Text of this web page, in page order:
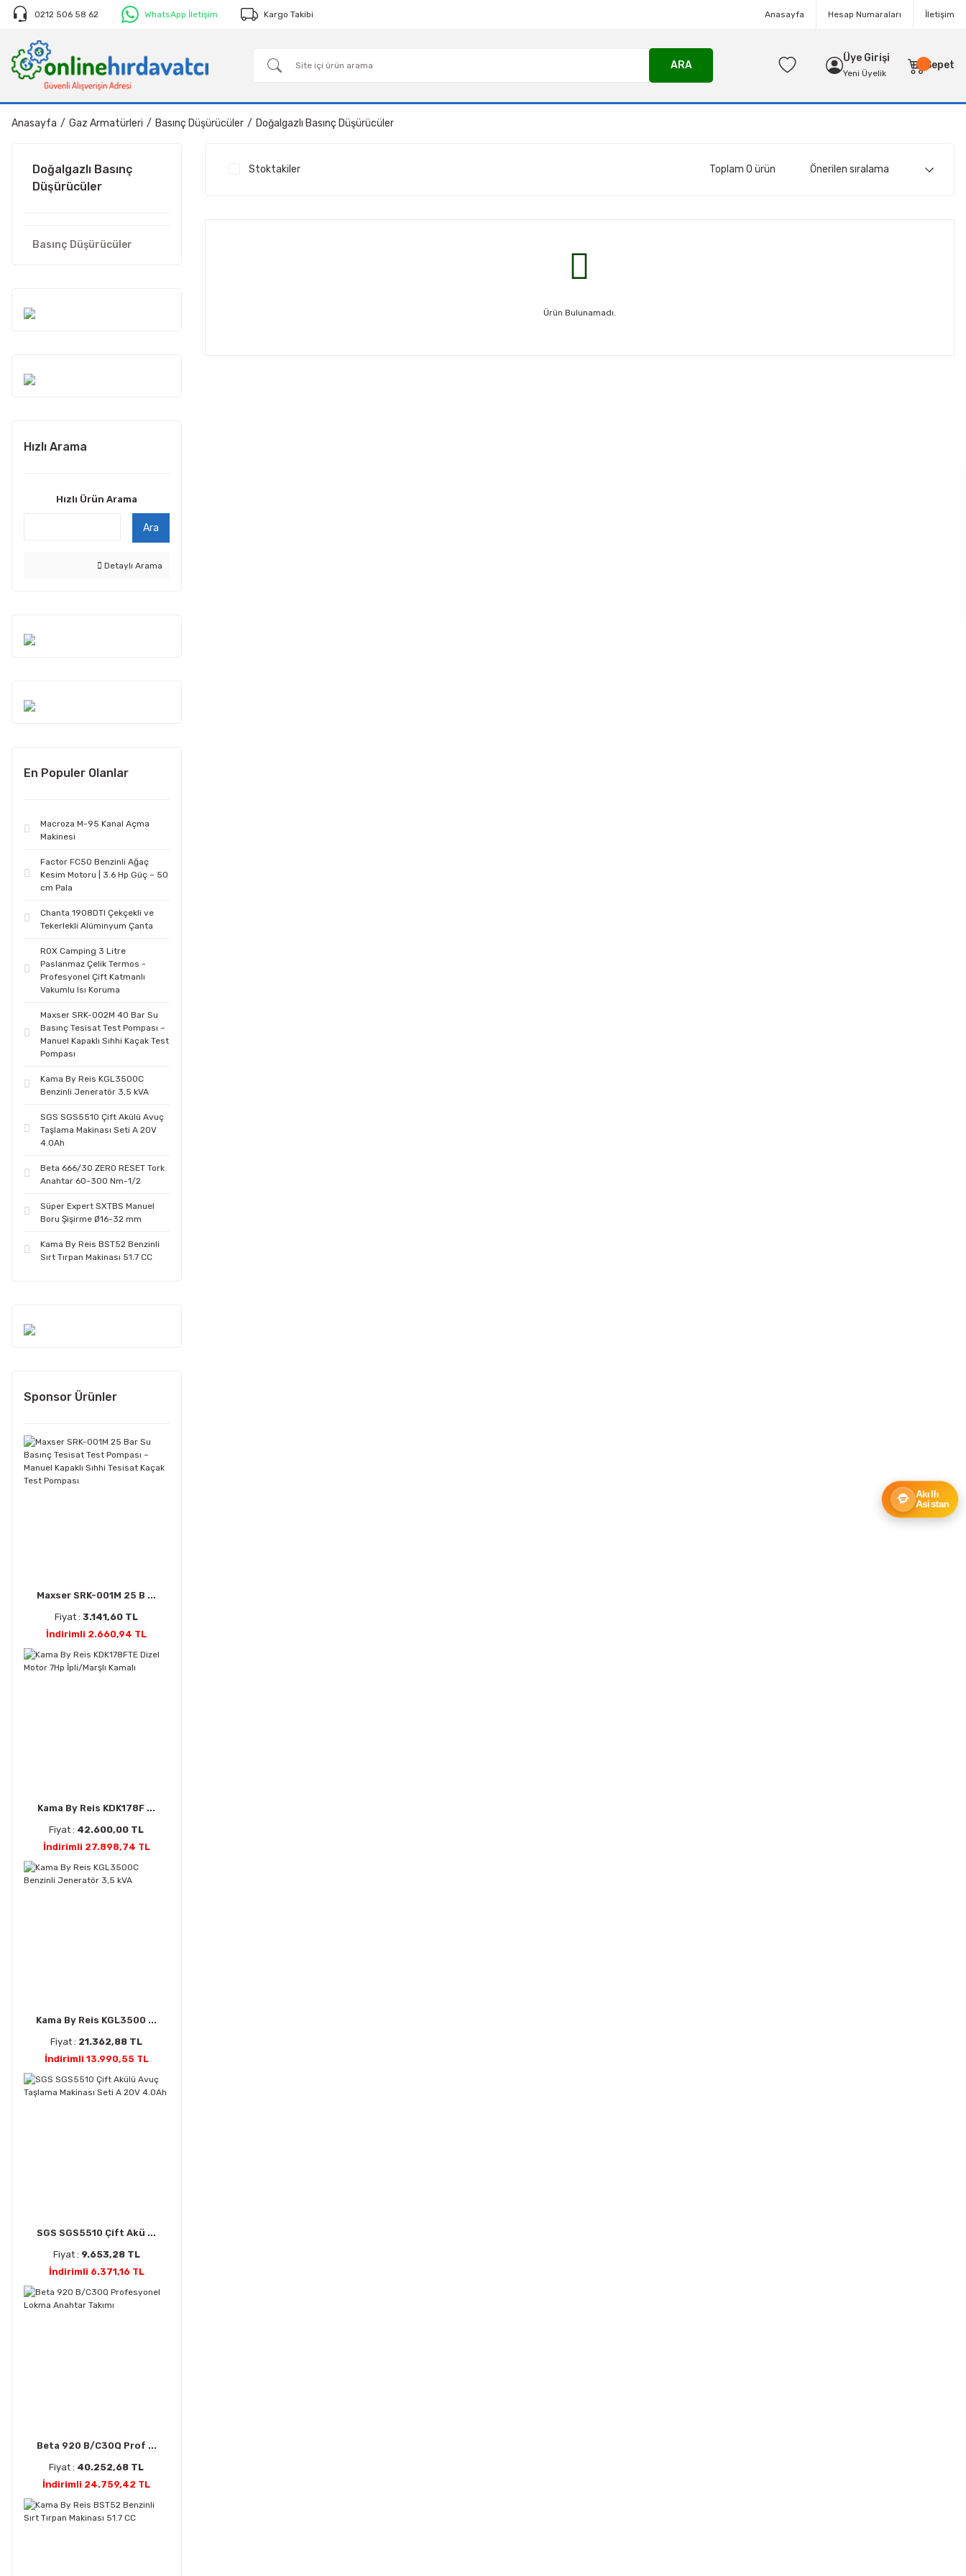
0212 506 58 62 WhatsApp İletişim Kargo Takibi Anasayfa Hesap Numaraları İletişim
ARA
Üye Girişi
Yeni Üyelik
Sepet
Anasayfa Gaz Armatürleri Basınç Düşürücüler Doğalgazlı Basınç Düşürücüler
Doğalgazlı Basınç
Düşürücüler
Basınç Düşürücüler
Hızlı Arama
Hızlı Ürün Arama
Ara
Detaylı Arama
En Populer Olanlar
Macroza M-95 Kanal Açma
Makinesi
Factor FC50 Benzinli Ağaç
Kesim Motoru | 3.6 Hp Güç – 50
cm Pala
Chanta 1908DTI Çekçekli ve
Tekerlekli Alüminyum Çanta
ROX Camping 3 Litre
Paslanmaz Çelik Termos -
Profesyonel Çift Katmanlı
Vakumlu Isı Koruma
Maxser SRK-002M 40 Bar Su
Basınç Tesisat Test Pompası –
Manuel Kapaklı Sıhhi Kaçak Test
Pompası
Kama By Reis KGL3500C
Benzinli Jeneratör 3,5 kVA
SGS SGS5510 Çift Akülü Avuç
Taşlama Makinası Seti A 20V
4.0Ah
Beta 666/30 ZERO RESET Tork
Anahtar 60-300 Nm-1/2
Süper Expert SXTBS Manuel
Boru Şişirme Ø16-32 mm
Kama By Reis BST52 Benzinli
Sırt Tırpan Makinası 51.7 CC
Sponsor Ürünler
Maxser SRK-001M 25 B ...
Fiyat :3.141,60 TL
İndirimli 2.660,94 TL
Kama By Reis KDK178F ...
Fiyat : 42.600,00 TL
İndirimli 27.898,74 TL
Kama By Reis KGL3500 ...
Fiyat : 21.362,88 TL
İndirimli 13.990,55 TL
SGS SGS5510 Çift Akü ...
Fiyat : 9.653,28 TL
İndirimli 6.371,16 TL
Beta 920 B/C30Q Prof ...
Fiyat : 40.252,68 TL
İndirimli 24.759,42 TL
Stoktakiler Toplam 0 ürün
Ürün Bulunamadı.
Akıllı
Asistan